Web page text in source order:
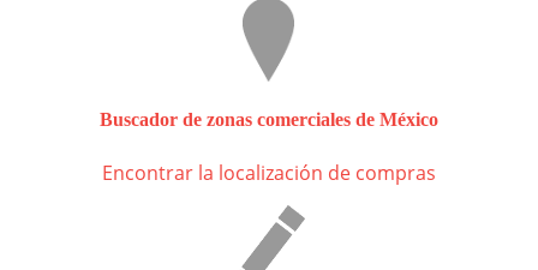
Buscador de zonas comerciales de México
Encontrar la localización de compras